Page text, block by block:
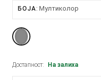
БОЈА Мултиколор
Достапност: На залиха